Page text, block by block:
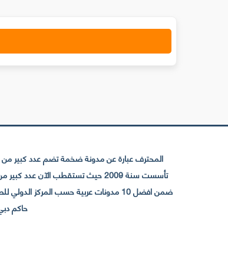
المحترف عبارة عن مدونة ضخمة تضم عدد كبير من
حاكم دبي